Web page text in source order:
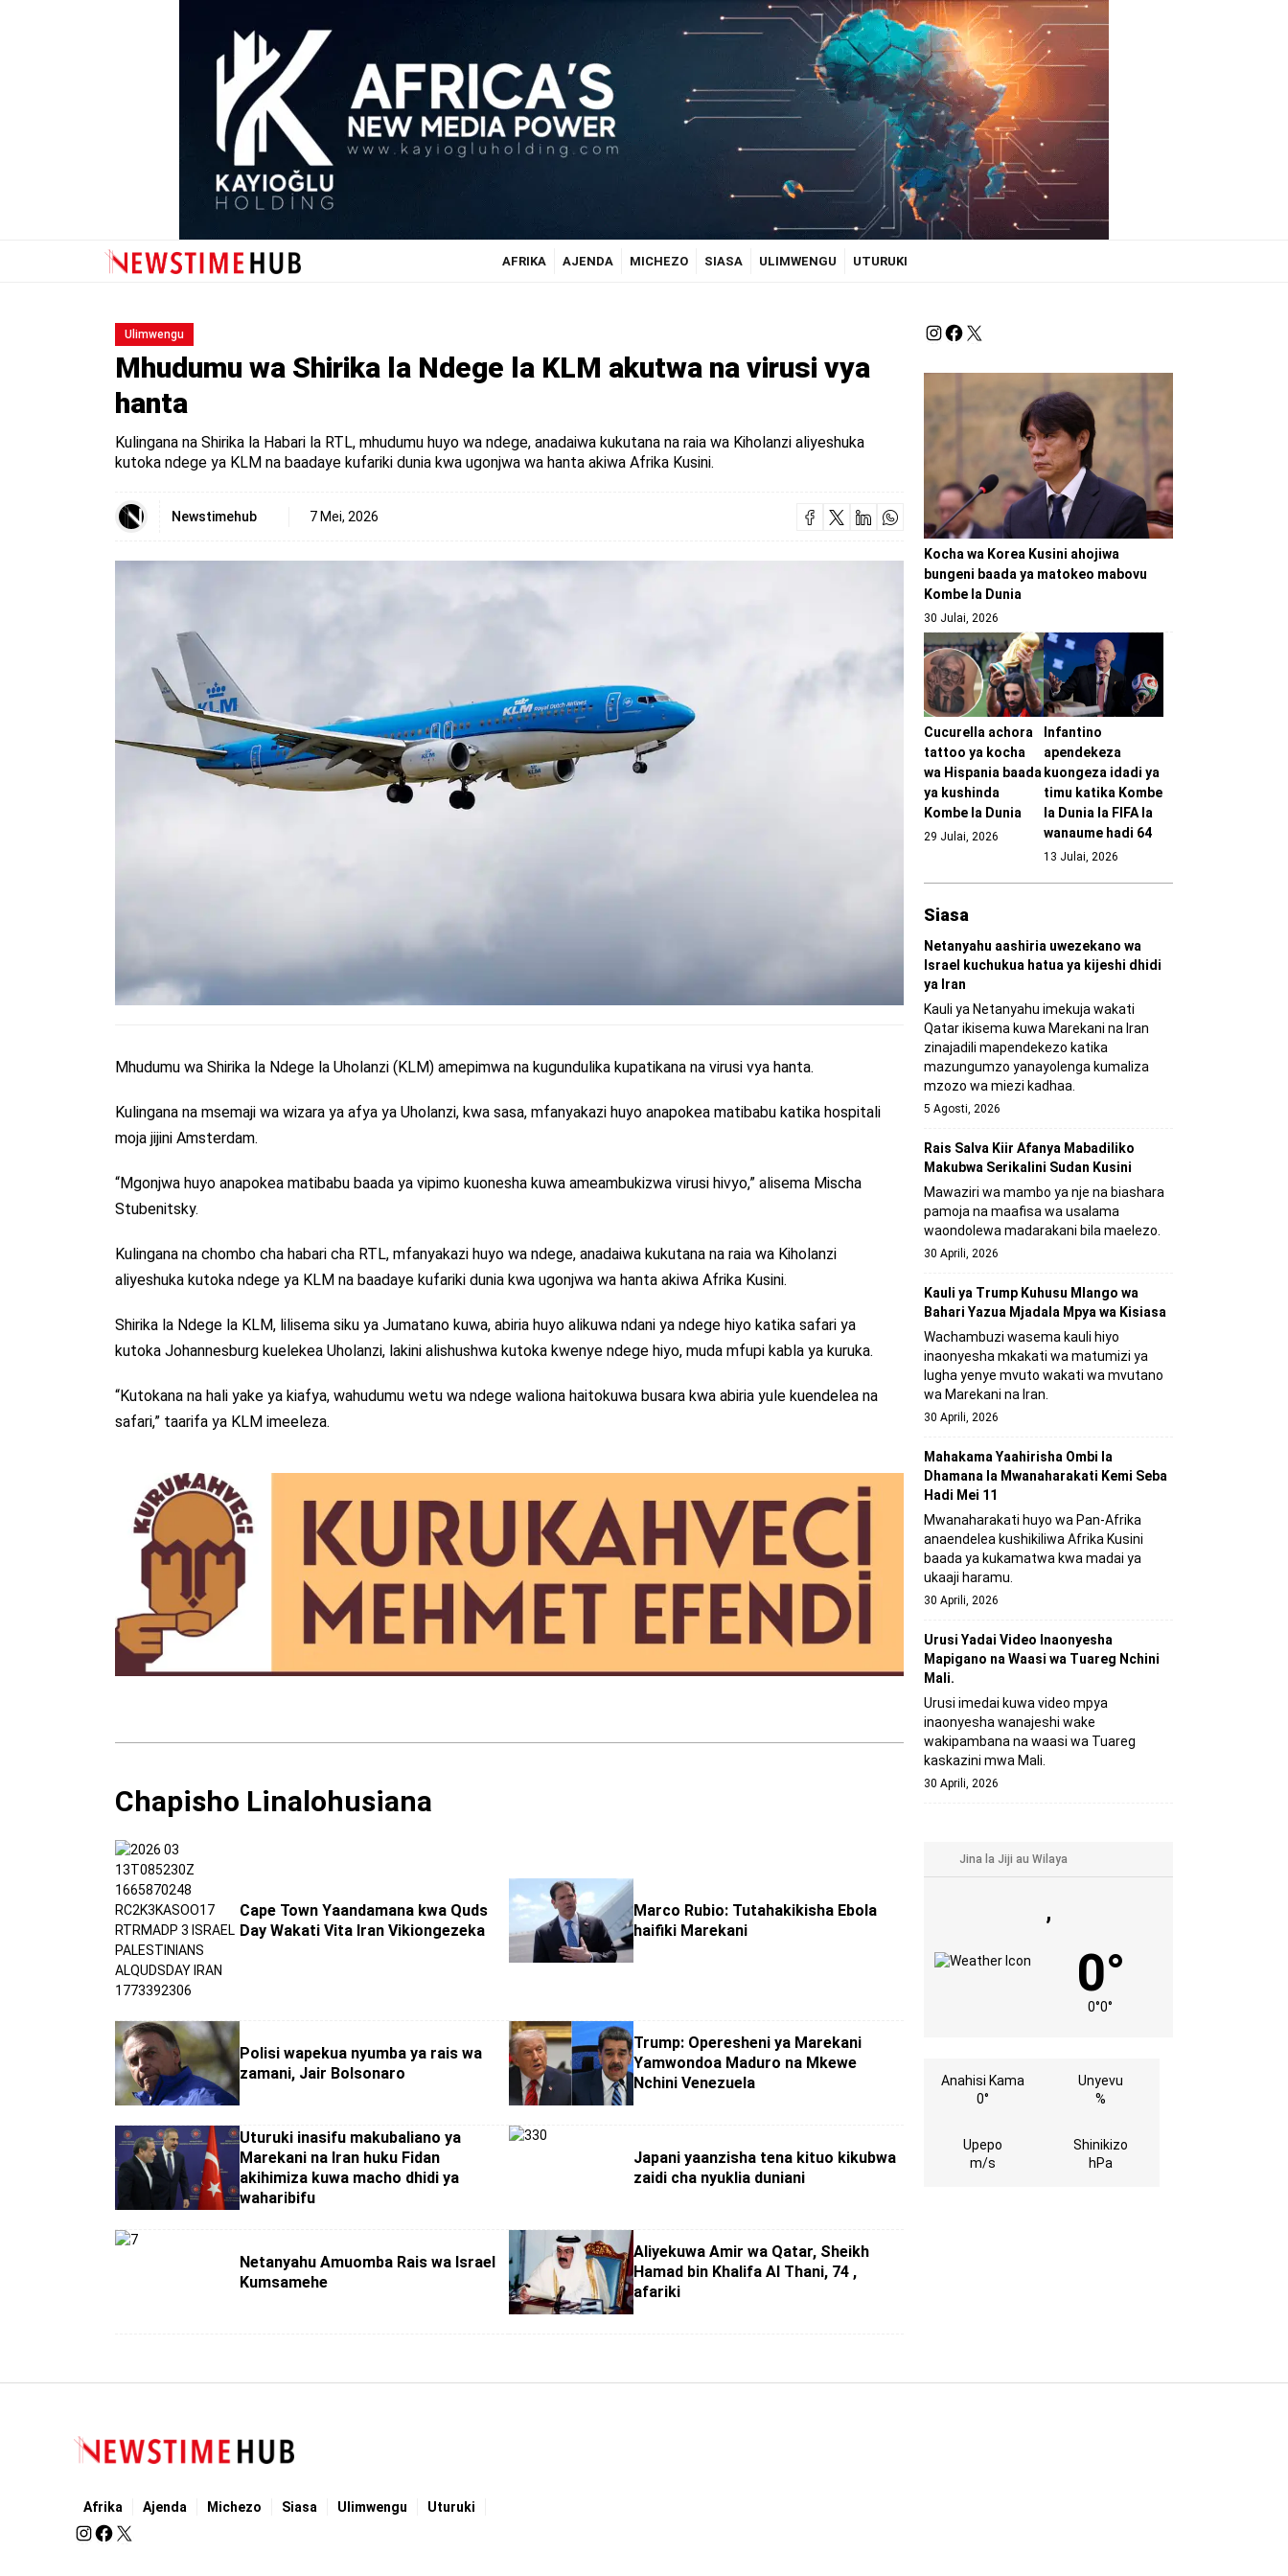
AFRIKA AJENDA MICHEZO SIASA ULIMWENGU UTURUKI
Ulimwengu
Mhudumu wa Shirika la Ndege la KLM akutwa na virusi vya
hanta
Kulingana na Shirika la Habari la RTL, mhudumu huyo wa ndege, anadaiwa kukutana na raia wa Kiholanzi aliyeshuka
kutoka ndege ya KLM na baadaye kufariki dunia kwa ugonjwa wa hanta akiwa Afrika Kusini.
Newstimehub 7 Mei, 2026
Mhudumu wa Shirika la Ndege la Uholanzi (KLM) amepimwa na kugundulika kupatikana na virusi vya hanta.
Kulingana na msemaji wa wizara ya afya ya Uholanzi, kwa sasa, mfanyakazi huyo anapokea matibabu katika hospitali
moja jijini Amsterdam.
“Mgonjwa huyo anapokea matibabu baada ya vipimo kuonesha kuwa ameambukizwa virusi hivyo,” alisema Mischa
Stubenitsky.
Kulingana na chombo cha habari cha RTL, mfanyakazi huyo wa ndege, anadaiwa kukutana na raia wa Kiholanzi
aliyeshuka kutoka ndege ya KLM na baadaye kufariki dunia kwa ugonjwa wa hanta akiwa Afrika Kusini.
Shirika la Ndege la KLM, lilisema siku ya Jumatano kuwa, abiria huyo alikuwa ndani ya ndege hiyo katika safari ya
kutoka Johannesburg kuelekea Uholanzi, lakini alishushwa kutoka kwenye ndege hiyo, muda mfupi kabla ya kuruka.
“Kutokana na hali yake ya kiafya, wahudumu wetu wa ndege waliona haitokuwa busara kwa abiria yule kuendelea na
safari,” taarifa ya KLM imeeleza.
Chapisho Linalohusiana
Cape Town Yaandamana kwa Quds
Day Wakati Vita Iran Vikiongezeka
Marco Rubio: Tutahakikisha Ebola
haifiki Marekani
Polisi wapekua nyumba ya rais wa
zamani, Jair Bolsonaro
Trump: Operesheni ya Marekani
Yamwondoa Maduro na Mkewe
Nchini Venezuela
Uturuki inasifu makubaliano ya
Marekani na Iran huku Fidan
akihimiza kuwa macho dhidi ya
waharibifu
Japani yaanzisha tena kituo kikubwa
zaidi cha nyuklia duniani
Netanyahu Amuomba Rais wa Israel
Kumsamehe
Aliyekuwa Amir wa Qatar, Sheikh
Hamad bin Khalifa Al Thani, 74 ,
afariki
Kocha wa Korea Kusini ahojiwa
bungeni baada ya matokeo mabovu
Kombe la Dunia
30 Julai, 2026
Cucurella achora
tattoo ya kocha
wa Hispania baada
ya kushinda
Kombe la Dunia
29 Julai, 2026
Infantino
apendekeza
kuongeza idadi ya
timu katika Kombe
la Dunia la FIFA la
wanaume hadi 64
13 Julai, 2026
Siasa
Netanyahu aashiria uwezekano wa
Israel kuchukua hatua ya kijeshi dhidi
ya Iran
Kauli ya Netanyahu imekuja wakati
Qatar ikisema kuwa Marekani na Iran
zinajadili mapendekezo katika
mazungumzo yanayolenga kumaliza
mzozo wa miezi kadhaa.
5 Agosti, 2026
Rais Salva Kiir Afanya Mabadiliko
Makubwa Serikalini Sudan Kusini
Mawaziri wa mambo ya nje na biashara
pamoja na maafisa wa usalama
waondolewa madarakani bila maelezo.
30 Aprili, 2026
Kauli ya Trump Kuhusu Mlango wa
Bahari Yazua Mjadala Mpya wa Kisiasa
Wachambuzi wasema kauli hiyo
inaonyesha mkakati wa matumizi ya
lugha yenye mvuto wakati wa mvutano
wa Marekani na Iran.
30 Aprili, 2026
Mahakama Yaahirisha Ombi la
Dhamana la Mwanaharakati Kemi Seba
Hadi Mei 11
Mwanaharakati huyo wa Pan-Afrika
anaendelea kushikiliwa Afrika Kusini
baada ya kukamatwa kwa madai ya
ukaaji haramu.
30 Aprili, 2026
Urusi Yadai Video Inaonyesha
Mapigano na Waasi wa Tuareg Nchini
Mali.
Urusi imedai kuwa video mpya
inaonyesha wanajeshi wake
wakipambana na waasi wa Tuareg
kaskazini mwa Mali.
30 Aprili, 2026
,
0°
0°0°
Anahisi Kama
0°
Unyevu
%
Upepo
m/s
Shinikizo
hPa
Afrika Ajenda Michezo Siasa Ulimwengu Uturuki